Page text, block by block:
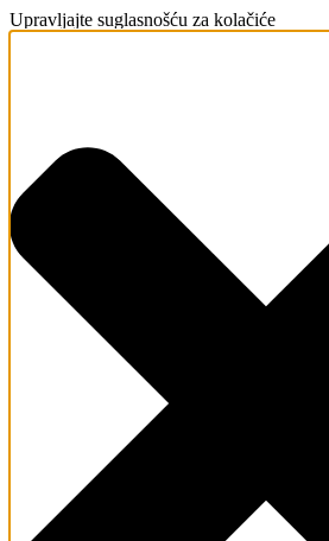
Upravljajte suglasnošću za kolačiće